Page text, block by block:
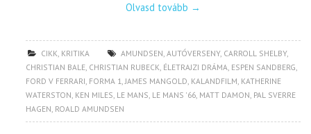
Olvasd tovább →
CIKK, KRITIKA AMUNDSEN,AUTÓVERSENY, CARROLL SHELBY,
CHRISTIAN BALE, CHRISTIAN RUBECK, ÉLETRAJZI DRÁMA, ESPEN SANDBERG,
FORD V FERRARI, FORMA 1,JAMES MANGOLD, KALANDFILM, KATHERINE
WATERSTON, KEN MILES, LE MANS, LE MANS '66, MATT DAMON, PAL SVERRE
HAGEN, ROALD AMUNDSEN